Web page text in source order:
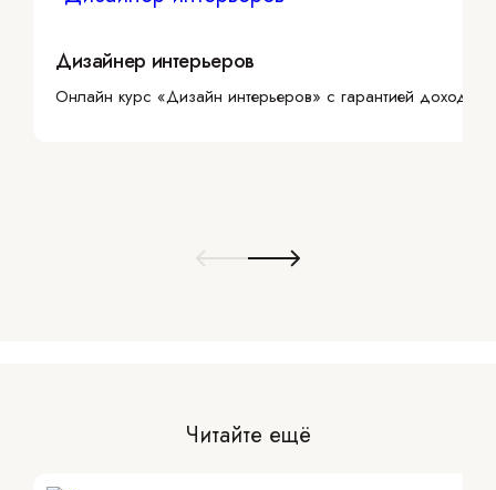
Дизайнер интерьеров
Онлайн курс «Дизайн интерьеров» с гарантией дохода
Читайте ещё